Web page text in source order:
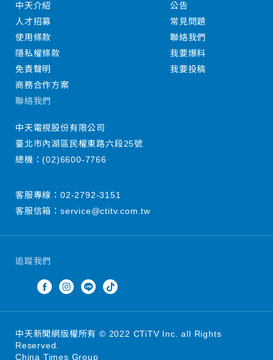
追蹤我們
中天介紹
人才招募
使用條款
隱私權條款
免責聲明
商務合作方案
公告
常見問題
聯絡我們
我要爆料
我要投稿
聯絡我們
中天電視股份有限公司
臺北市內湖區民權東路六段25號
總機：(02)6600-7766
客服專線： 02-2792-3151
客服信箱： service@ctitv.com.tw
中天新聞網版權所有 © 2022 CTiTV Inc. all Rights
Reserved.
China Times Group